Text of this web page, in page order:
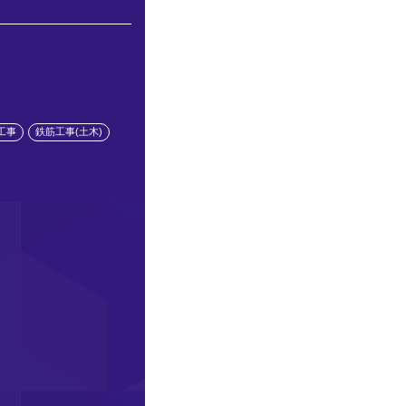
事 鉄筋工事(土木)